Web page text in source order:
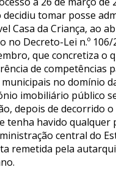
decidiu tomar posse
Casa da Criança, ao
no Decreto-Lei n.º 106/
que concretiza o
de competências
no domínio
imobiliário público
depois de decorrido
tenha havido qualquer
central do
remetida pela